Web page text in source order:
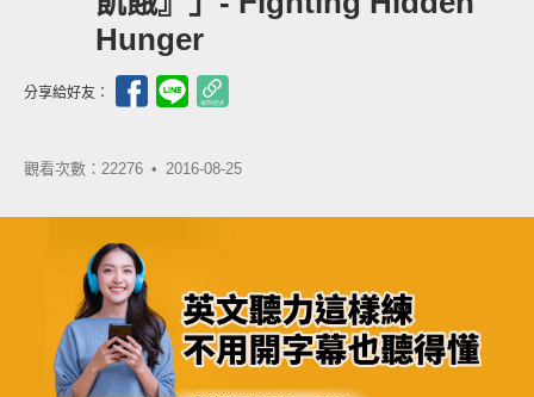
Hunger
分享給好友：
觀看次數：22276 • 2016-08-25